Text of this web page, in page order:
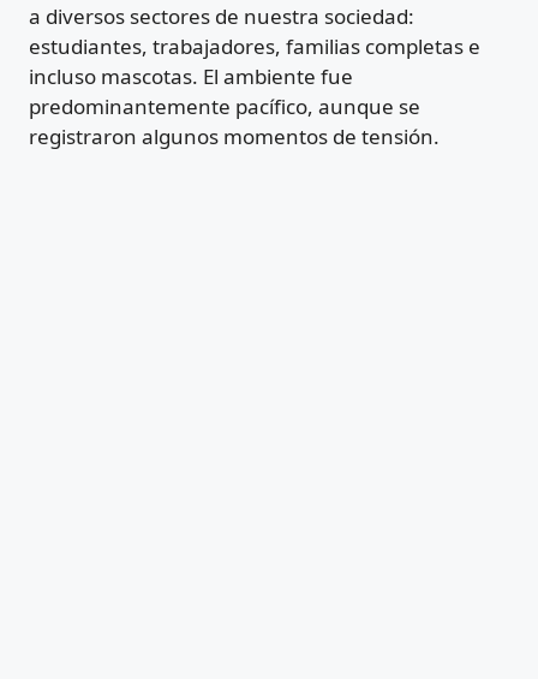
a diversos sectores de nuestra sociedad:
estudiantes, trabajadores, familias completas e
incluso mascotas. El ambiente fue
predominantemente pacífico, aunque se
registraron algunos momentos de tensión.